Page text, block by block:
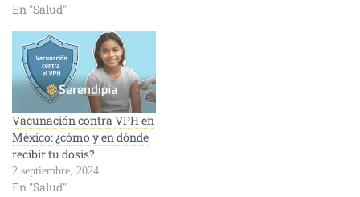
En "Salud"
Vacunación contra VPH en
México: ¿cómo y en dónde
recibir tu dosis?
2 septiembre, 2024
En "Salud"